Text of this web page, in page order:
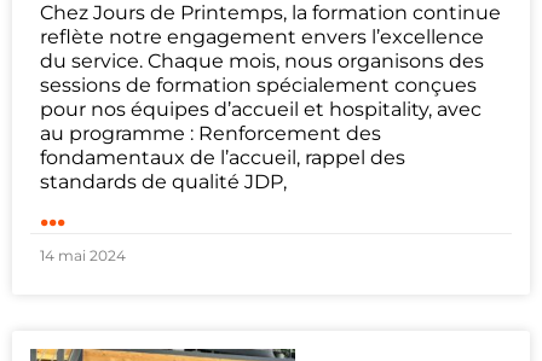
Chez ‌Jours de Printemps, la formation continue
reflète notre engagement envers l’excellence
du service. Chaque mois, nous organisons des
sessions de formation spécialement conçues
pour nos équipes d’accueil et hospitality, avec
au programme : Renforcement des
fondamentaux de l’accueil, rappel des
standards de qualité JDP,
...
14 mai 2024